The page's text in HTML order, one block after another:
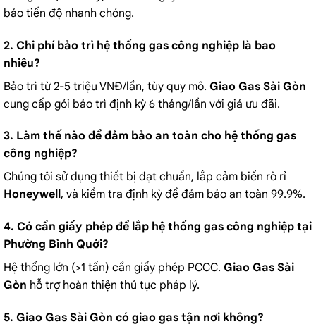
bảo tiến độ nhanh chóng.
2. Chi phí bảo trì hệ thống gas công nghiệp là bao
nhiêu?
Bảo trì từ 2-5 triệu VNĐ/lần, tùy quy mô. Giao Gas Sài Gòn
cung cấp gói bảo trì định kỳ 6 tháng/lần với giá ưu đãi.
3. Làm thế nào để đảm bảo an toàn cho hệ thống gas
công nghiệp?
Chúng tôi sử dụng thiết bị đạt chuẩn, lắp cảm biến rò rỉ
Honeywell, và kiểm tra định kỳ để đảm bảo an toàn 99.9%.
4. Có cần giấy phép để lắp hệ thống gas công nghiệp tại
Phường Bình Quới?
Hệ thống lớn (>1 tấn) cần giấy phép PCCC. Giao Gas Sài
Gòn hỗ trợ hoàn thiện thủ tục pháp lý.
5. Giao Gas Sài Gòn có giao gas tận nơi không?